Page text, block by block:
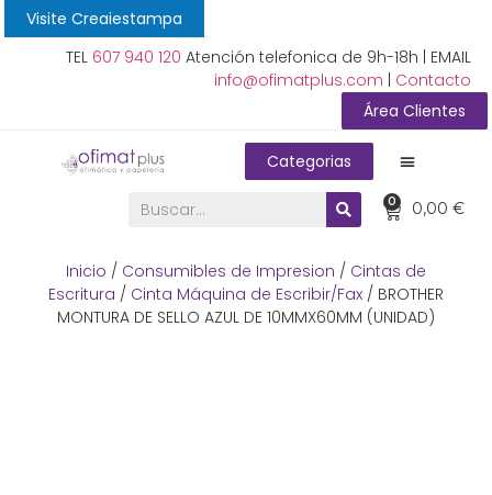
Visite Creaiestampa
TEL 607 940 120 Atención telefonica de 9h-18h | EMAIL
info@ofimatplus.com
Contacto
Área Clientes
Categorias
0,00€
0
Inicio / Consumibles de Impresion / Cintas de
Escritura / Cinta Máquina de Escribir/Fax / BROTHER
MONTURA DE SELLO AZUL DE 10MMX60MM (UNIDAD)